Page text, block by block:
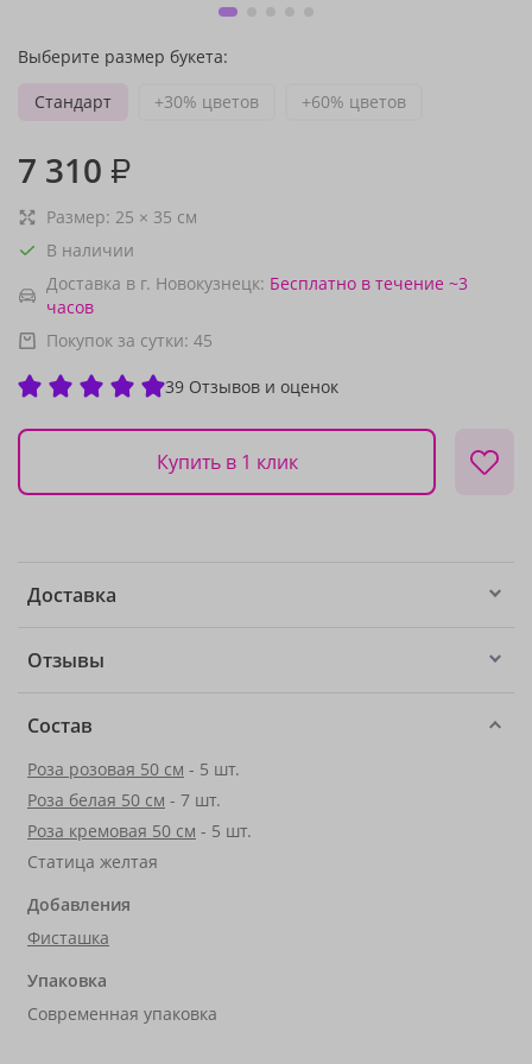
Выберите размер букета:
Стандарт
+30% цветов +60% цветов
7 310 ₽
Размер: 25 × 35 см
В наличии
Доставка в г. Новокузнецк: Бесплатно в течение ~3
часов
Покупок за сутки: 45
39 Отзывов и оценок
Купить в 1 клик
Доставка
Отзывы
Состав
Роза розовая 50 см - 5 шт.
Роза белая 50 см - 7 шт.
Роза кремовая 50 см - 5 шт.
Статица желтая
Добавления
Фисташка
Упаковка
Современная упаковка